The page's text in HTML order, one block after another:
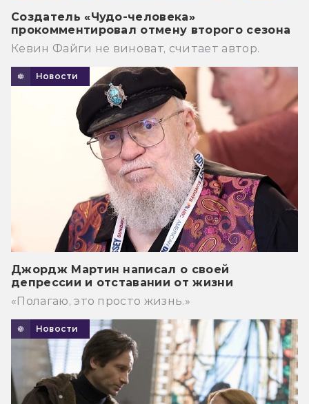
Создатель «Чудо-человека»
прокомментировал отмену второго сезона
Кевин Файги не виноват, считает автор.
Новости
Джордж Мартин написал о своей
депрессии и отставании от жизни
«Полагаю, это просто жизнь.»
Новости